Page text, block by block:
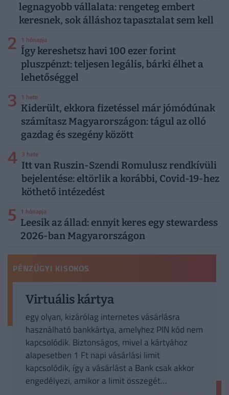
legnagyobb vállalata: rengeteg embert
keresnek, sok álláshoz tapasztalat sem kell
2 1 hónapja
Így kereshetsz havi 100 ezer forint
pluszpénzt: teljesen legális, bárki élhet a
lehetőséggel
3 1 hete
Kiderült, ekkora fizetéssel már jómódúnak
számítasz Magyarországon: tágul az olló
gazdag és szegény között
4 3 hete
Itt van Ruszin-Szendi Romulusz rendkívüli
bejelentése: eltörlik a korábbi, Covid-19-hez
köthető intézedést
5 1 hónapja
Leesik az állad: ennyit keres egy stewardess
2026-ban Magyarországon
PÉNZÜGYI KISOKOS
Virtuális kártya
egy olyan, kizárólag internetes vásárlásra
használható bankkártya, amelyhez PIN kód nem
kapcsolódik. Biztonságos, mivel a kártyához
alapesetben 1 Ft napi vásárlási limit
kapcsolódik, így a vásárlást a Bank csak akkor
engedélyezi, amikor a limit összegét